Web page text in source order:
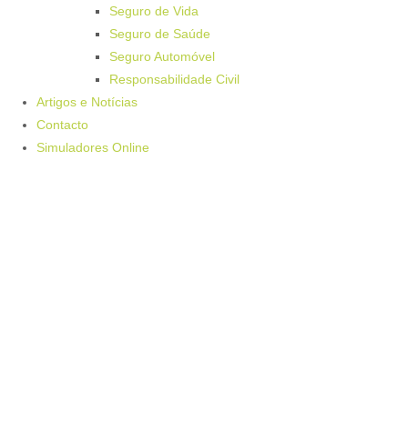
Seguro de Vida
Seguro de Saúde
Seguro Automóvel
Responsabilidade Civil
Artigos e Notícias
Contacto
Simuladores Online